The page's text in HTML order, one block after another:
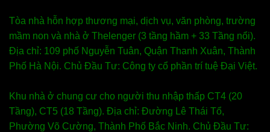
Tòa nhà hỗn hợp thương mại, dịch vụ, văn phòng, trường
mầm non và nhà ở Thelenger (3 tầng hầm + 33 Tầng nổi).
Địa chỉ: 109 phố Nguyễn Tuân, Quận Thanh Xuân, Thành
Phố Hà Nội. Chủ Đầu Tư: Công ty cổ phần trí tuệ Đại Việt.
Khu nhà ở chung cư cho người thu nhập thấp CT4 (20
Tầng), CT5 (18 Tầng). Địa chỉ: Đường Lê Thái Tổ,
Phường Võ Cường, Thành Phố Bắc Ninh. Chủ Đầu Tư: